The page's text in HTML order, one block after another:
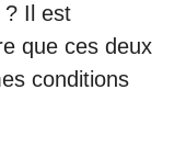
? Il est
que ces deux
conditions